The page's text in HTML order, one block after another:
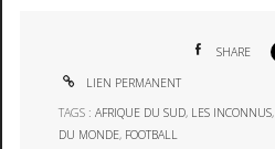
SHARE
LIEN PERMANENT
TAGS :AFRIQUE DU SUD, LES INCONNUS,
DU MONDE, FOOTBALL